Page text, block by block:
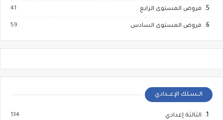
فروض المستوى الرابع 41
فروض المستوى السادس 59
الــسـلك الإعــدادي
الثالثة إعدادي 134